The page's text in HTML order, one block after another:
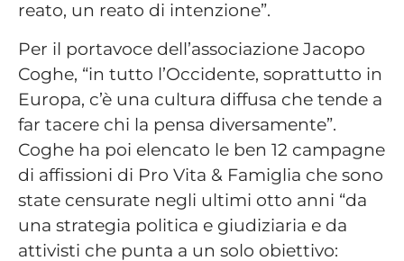
reato, un reato di intenzione”.
Per il portavoce dell’associazione Jacopo
Coghe, “in tutto l’Occidente, soprattutto in
Europa, c’è una cultura diffusa che tende a
far tacere chi la pensa diversamente”.
Coghe ha poi elencato le ben 12 campagne
di affissioni di Pro Vita & Famiglia che sono
state censurate negli ultimi otto anni “da
una strategia politica e giudiziaria e da
attivisti che punta a un solo obiettivo: